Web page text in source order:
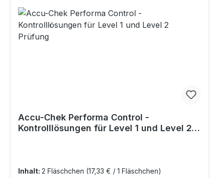
Accu-Chek Performa Control -
Kontrolllösungen für Level 1 und Level 2
Inhalt: 2 Fläschchen (17,33 € / 1 Fläschchen)